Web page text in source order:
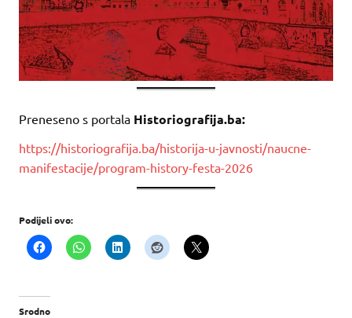
Preneseno s portala Historiografija.ba:
https://historiografija.ba/historija-u-javnosti/naucne-
manifestacije/program-history-festa-2026
Podijeli ovo:
Srodno